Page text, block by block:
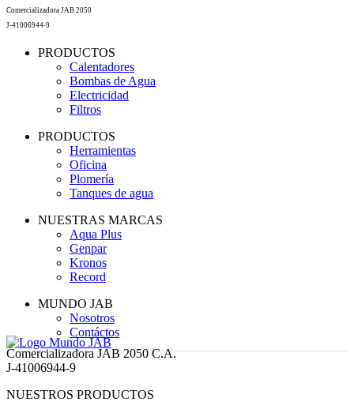
Comercializadora JAB 2050
J-41006944-9
PRODUCTOS
Calentadores
Bombas de Agua
Electricidad
Filtros
PRODUCTOS
Herramientas
Oficina
Plomería
Tanques de agua
NUESTRAS MARCAS
Aqua Plus
Genpar
Kronos
Record
MUNDO JAB
Nosotros
Contáctos
Comercializadora JAB 2050 C.A.
J-41006944-9
NUESTROS PRODUCTOS